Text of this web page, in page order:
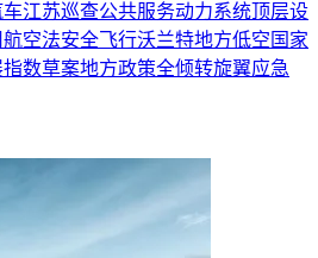
江苏巡查公共服务动力系统顶层设
航空法安全飞行沃兰特地方低空 国家
指数草案地方政策全倾转旋翼应急